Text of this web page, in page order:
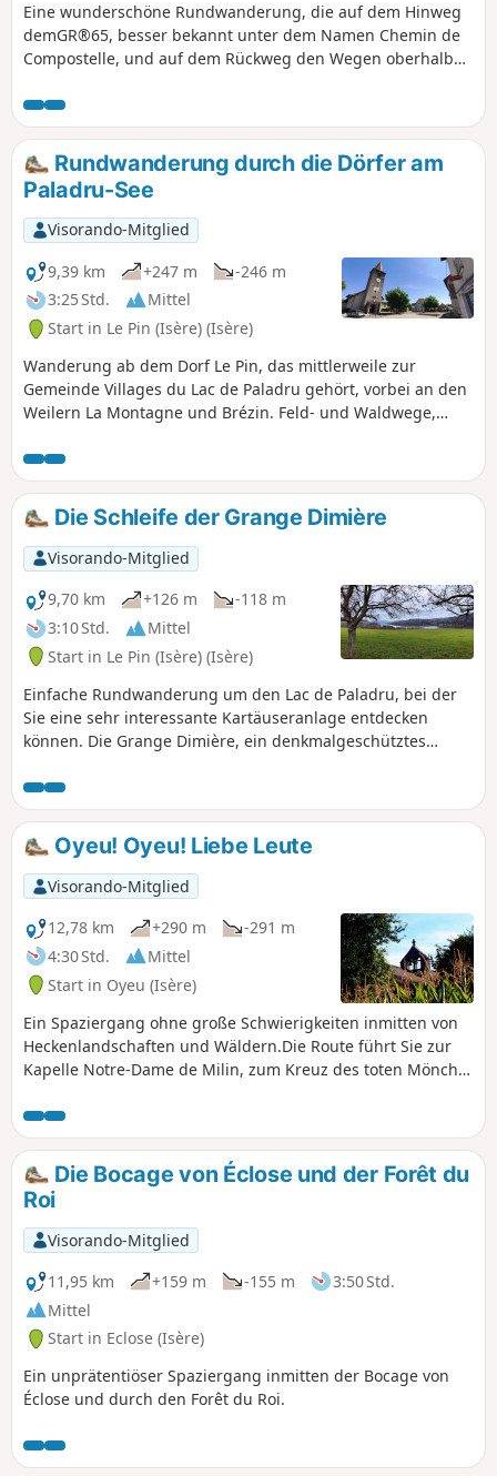
Eine wunderschöne Rundwanderung, die auf dem Hinweg
demGR®65, besser bekannt unter dem Namen Chemin de
Compostelle, und auf dem Rückweg den Wegen oberhalb
Rundwanderung durch die Dörfer am
Paladru-See
Visorando-Mitglied
9,39 km
+247 m
-246 m
3:25 Std.
Mittel
Start in Le Pin (Isère) (Isère)
Wanderung ab dem Dorf Le Pin, das mittlerweile zur
Gemeinde Villages du Lac de Paladru gehört, vorbei an den
Weilern La Montagne und Brézin. Feld- und Waldwege,
Vercors in der Ferne.
Die Schleife der Grange Dimière
Visorando-Mitglied
9,70 km
+126 m
-118 m
3:10 Std.
Mittel
Start in Le Pin (Isère) (Isère)
Einfache Rundwanderung um den Lac de Paladru, bei der
Sie eine sehr interessante Kartäuseranlage entdecken
können. Die Grange Dimière, ein denkmalgeschütztes
heute in Privatbesitz befindet und nicht besichtigt werden
kann.
Oyeu! Oyeu! Liebe Leute
Visorando-Mitglied
12,78 km
+290 m
-291 m
4:30 Std.
Mittel
Start in Oyeu (Isère)
Ein Spaziergang ohne große Schwierigkeiten inmitten von
Heckenlandschaften und Wäldern.Die Route führt Sie zur
Kapelle Notre-Dame de Milin, zum Kreuz des toten Mönchs
Die Bocage von Éclose und der Forêt du
Roi
Visorando-Mitglied
11,95 km
+159 m -155 m
3:50 Std.
Mittel
Start in Eclose (Isère)
Ein unprätentiöser Spaziergang inmitten der Bocage von
Éclose und durch den Forêt du Roi.